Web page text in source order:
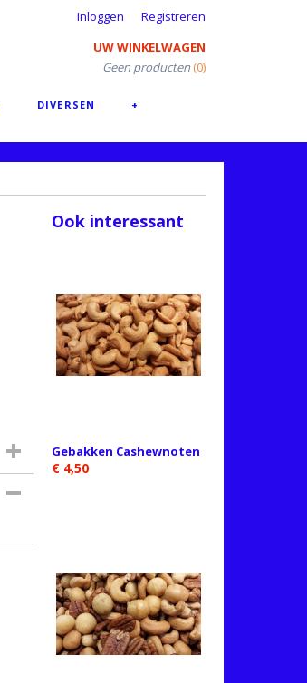
Inloggen
Registreren
UW WINKELWAGEN
Geen producten (0)
DIVERSEN +
Ook interessant
Gebakken Cashewnoten
€ 4,50